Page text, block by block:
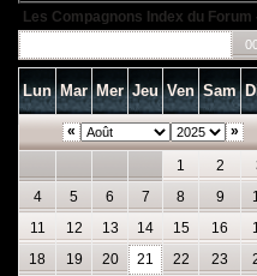
Les Compagnons Index du Forum
Lun Mar Mer Jeu Ven Sam
« »
1 2
4
5 6 7 8 9
11
12 13 14 15 16
18
19 20 21 22 23